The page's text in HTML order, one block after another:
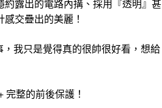
露出的電路內搆、採用『透明』甚
交疊出的美麗！
我只是覺得真的很帥很好看，想給
整的前後保護！